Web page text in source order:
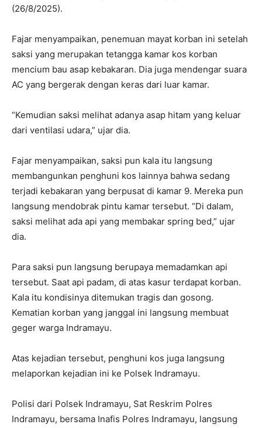
(26/8/2025).
Fajar menyampaikan, penemuan mayat korban ini setelah
saksi yang merupakan tetangga kamar kos korban
mencium bau asap kebakaran. Dia juga mendengar suara
AC yang bergerak dengan keras dari luar kamar.
“Kemudian saksi melihat adanya asap hitam yang keluar
dari ventilasi udara,” ujar dia.
Fajar menyampaikan, saksi pun kala itu langsung
membangunkan penghuni kos lainnya bahwa sedang
terjadi kebakaran yang berpusat di kamar 9. Mereka pun
langsung mendobrak pintu kamar tersebut. “Di dalam,
saksi melihat ada api yang membakar spring bed,” ujar
dia.
Para saksi pun langsung berupaya memadamkan api
tersebut. Saat api padam, di atas kasur terdapat korban.
Kala itu kondisinya ditemukan tragis dan gosong.
Kematian korban yang janggal ini langsung membuat
geger warga Indramayu.
Atas kejadian tersebut, penghuni kos juga langsung
melaporkan kejadian ini ke Polsek Indramayu.
Polisi dari Polsek Indramayu, Sat Reskrim Polres
Indramayu, bersama Inafis Polres Indramayu, langsung